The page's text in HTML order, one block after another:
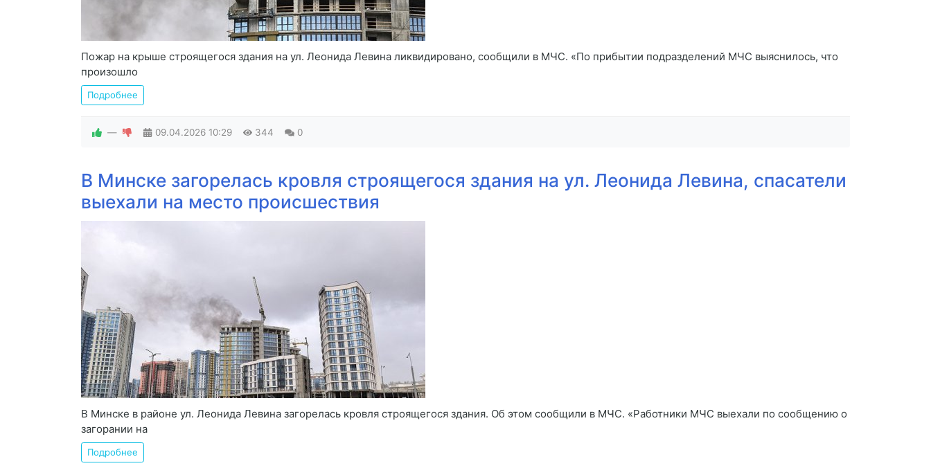
Пожар на крыше строящегося здания на ул. Леонида Левина ликвидировано, сообщили в МЧС. «По прибытии подразделений МЧС выяснилось, что
произошло
Подробнее
— 09.04.2026 10:29 344 0
В Минске загорелась кровля строящегося здания на ул. Леонида Левина, спасатели
выехали на место происшествия
В Минске в районе ул. Леонида Левина загорелась кровля строящегося здания. Об этом сообщили в МЧС. «Работники МЧС выехали по сообщению о
загорании на
Подробнее